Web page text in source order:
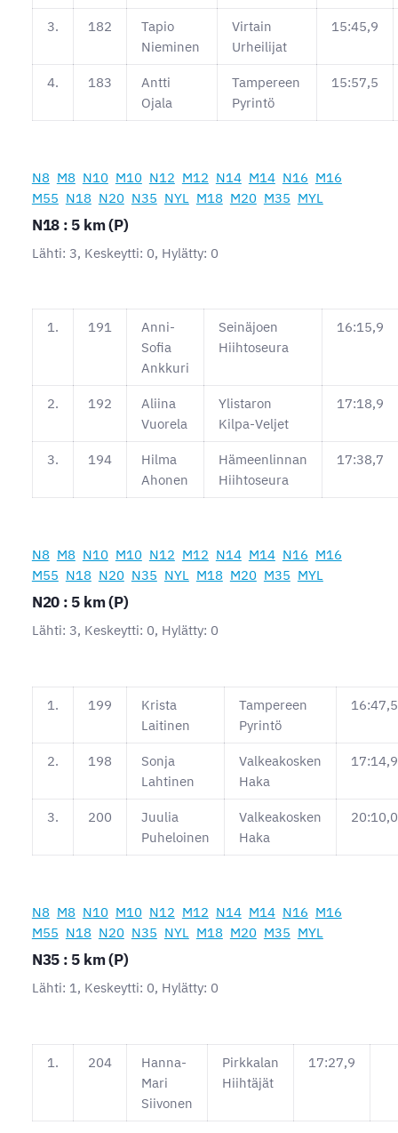
3. 182
Tapio
Nieminen
Virtain
Urheilijat
15:45,9
4. 183
Antti
Ojala
Tampereen
Pyrintö
15:57,5
N8 M8 N10 M10 N12 M12 N14 M14 N16 M16
M55 N18 N20 N35 NYL M18 M20 M35 MYL
N18 : 5 km (P)
Lähti: 3, Keskeytti: 0, Hylätty: 0
1. 191
Anni-
Sofia
Ankkuri
Seinäjoen
Hiihtoseura
16:15,9
2. 192
Aliina
Vuorela
Ylistaron
Kilpa-Veljet
17:18,9
3. 194
Hilma
Ahonen
Hämeenlinnan
Hiihtoseura
17:38,7
N8 M8 N10 M10 N12 M12 N14 M14 N16 M16
M55 N18 N20 N35 NYL M18 M20 M35 MYL
N20 : 5 km (P)
Lähti: 3, Keskeytti: 0, Hylätty: 0
1. 199
Krista
Laitinen
Tampereen
Pyrintö
16:47,5
2. 198
Sonja
Lahtinen
Valkeakosken
Haka
17:14,9
3. 200
Juulia
Puheloinen
Valkeakosken
Haka
20:10,0
N8 M8 N10 M10 N12 M12 N14 M14 N16 M16
M55 N18 N20 N35 NYL M18 M20 M35 MYL
N35 : 5 km (P)
Lähti: 1, Keskeytti: 0, Hylätty: 0
1. 204
Hanna-
Mari
Siivonen
Pirkkalan
Hiihtäjät
17:27,9